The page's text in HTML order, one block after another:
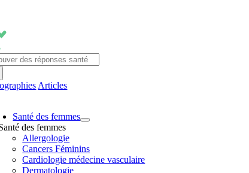
contenu
Articles
Santé des femmes
des femmes
Allergologie
Cancers Féminins
Cardiologie médecine vasculaire
Dermatologie